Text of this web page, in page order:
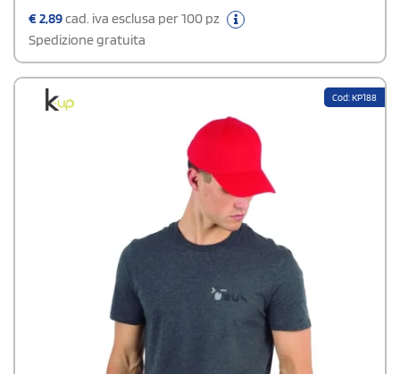
€2,89cad. iva esclusa per 100 pz
Spedizione gratuita
Cod: KP188